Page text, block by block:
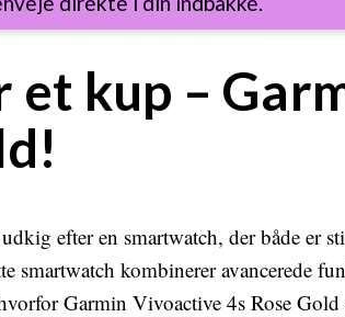
et kup –
efter en smartwatch, der både er
smartwatch kombinerer avancerede
Garmin Vivoactive 4s Rose